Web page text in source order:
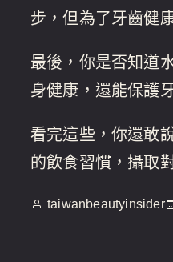
步，但為了牙齒健
最後，你是否知道
身健康，還能保護
看完這些，你還敢
的飲食習慣，攝取
taiwanbeautyinsider